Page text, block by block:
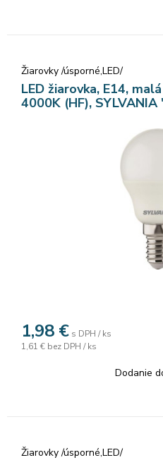
Žiarovky /úsporné,LED/
LED žiarovka, E14,
4000K (HF),
1,98 € s DPH / ks
1,61 € bez DPH / ks
Dodanie
Žiarovky /úsporné,LED/